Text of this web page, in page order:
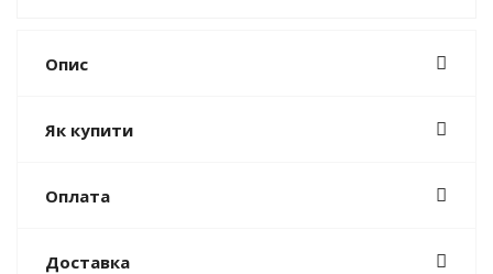
Опис
Як купити
Оплата
Доставка